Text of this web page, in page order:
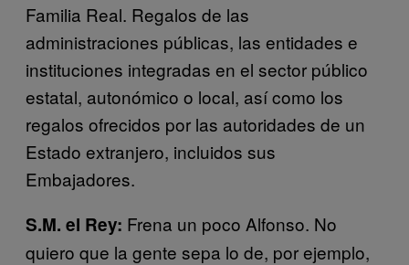
Familia Real. Regalos de las
administraciones públicas, las entidades e
instituciones integradas en el sector público
estatal, autonómico o local, así como los
regalos ofrecidos por las autoridades de un
Estado extranjero, incluidos sus
Embajadores.
S.M. el Rey: Frena un poco Alfonso. No
quiero que la gente sepa lo de, por ejemplo,